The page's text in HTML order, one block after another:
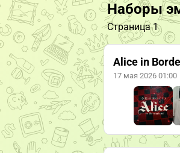
Наборы
Страница 1
Alice in
17 мая 2026 01:00